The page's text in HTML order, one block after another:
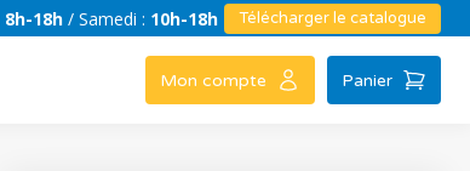
8h-18h / Samedi : 10h-18h Télécharger le catalogue
Mon compte Panier